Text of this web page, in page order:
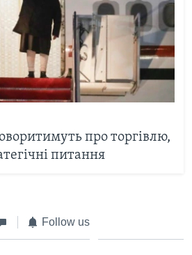
про торгівлю,
питання
Follow us